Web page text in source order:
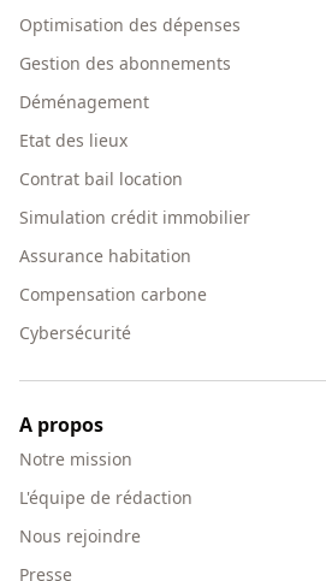
Optimisation des dépenses
Gestion des abonnements
Déménagement
Etat des lieux
Contrat bail location
Simulation crédit immobilier
Assurance habitation
Compensation carbone
Cybersécurité
A propos
Notre mission
L'équipe de rédaction
Nous rejoindre
Presse